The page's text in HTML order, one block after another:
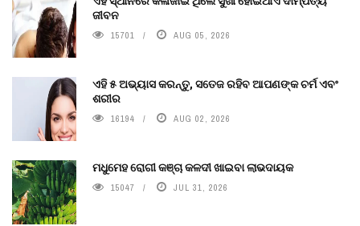
ଜୀବନ
15701 AUG 05, 2026
ଏହି ୫ ଅଭ୍ୟାସ କରନ୍ତୁ, ସତେଜ ରହିବ ଆପଣଙ୍କ ଚର୍ମ ଏବଂ
ଶରୀର
16194 AUG 02, 2026
ମଧୁମେହ ରୋଗୀ କଞ୍ଚା କଳଦୀ ଖାଇବା ଲାଭଦାୟକ
15047 JUL 31, 2026